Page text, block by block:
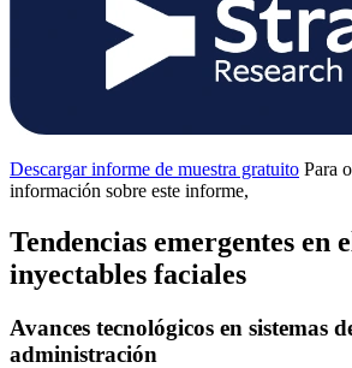
Descargar informe de muestra gratuito Para
información sobre este informe,
Tendencias emergentes en
inyectables faciales
Avances tecnológicos en sistemas
administración